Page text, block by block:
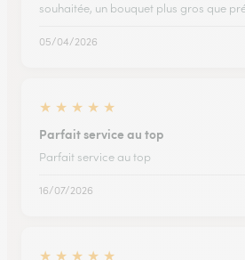
souhaitée, un bouquet plus gros que
05/04/2026
★ ★ ★ ★ ★
Parfait service au top
Parfait service au top
16/07/2026
★ ★ ★ ★ ★